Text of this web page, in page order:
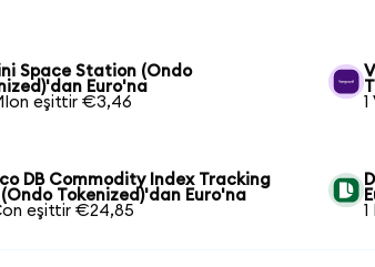
Space Station (Ondo
Euro'na
eşittir €3,46
DB Commodity Index Tracking
(Ondo Tokenized)'dan Euro'na
eşittir €24,85